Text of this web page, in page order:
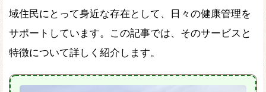
域住民にとって身近な存在として、日々の健康管理を
サポートしています。この記事では、そのサービスと
特徴について詳しく紹介します。